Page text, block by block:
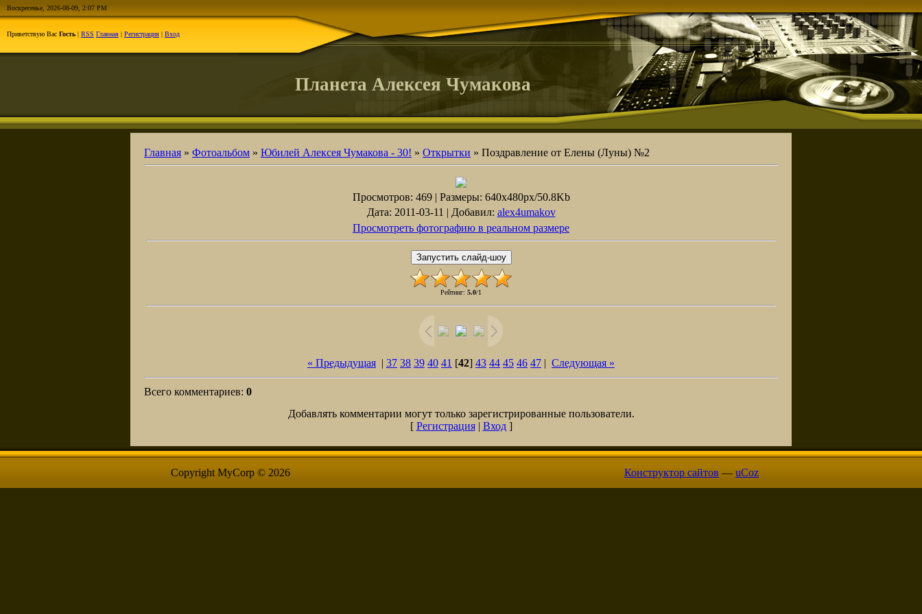
Воскресенье, 2026-08-09, 2:07 PM
Приветствую Вас Гость | RSS Главная | Регистрация | Вход
Планета Алексея Чумакова
Главная » Фотоальбом » Юбилей Алексея Чумакова - 30! » Открытки » Поздравление от Елены (Луны) №2
Просмотров: 469 | Размеры: 640x480px/50.8Kb
Дата: 2011-03-11 | Добавил: alex4umakov
Просмотреть фотографию в реальном размере
Рейтинг: 5.0/1
« Предыдущая | 37 38 39 40 41 [42] 43 44 45 46 47 | Следующая »
Всего комментариев: 0
Добавлять комментарии могут только зарегистрированные пользователи.
[ Регистрация| Вход]
Copyright MyCorp © 2026 Конструктор сайтов — uCoz